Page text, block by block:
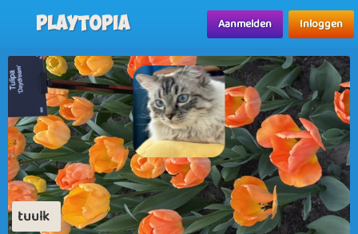
Playtopia Aanmelden Inloggen
tuulk